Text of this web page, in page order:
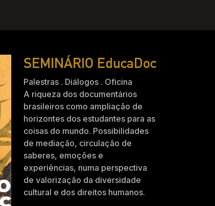
SEMINÁRIO EducaDoc
Palestras . Diálogos . Oficina
A riqueza dos documentários
brasileiros como ampliação de
horizontes dos estudantes para as
coisas do mundo. Possibilidades
de mediação, circulação de
saberes, emoções e
experiências, numa perspectiva
de valorização da diversidade
cultural e dos direitos humanos.